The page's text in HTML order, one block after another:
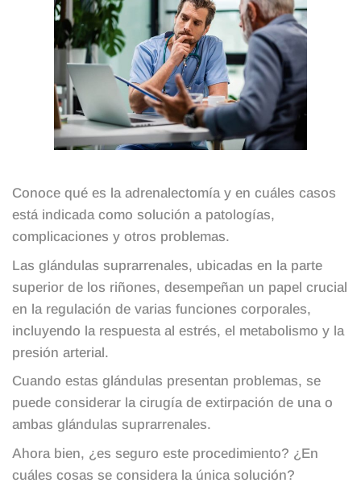
Conoce qué es la adrenalectomía y en cuáles casos
está indicada como solución a patologías,
complicaciones y otros problemas.
Las glándulas suprarrenales, ubicadas en la parte
superior de los riñones, desempeñan un papel crucial
en la regulación de varias funciones corporales,
incluyendo la respuesta al estrés, el metabolismo y la
presión arterial.
Cuando estas glándulas presentan problemas, se
puede considerar la cirugía de extirpación de una o
ambas glándulas suprarrenales.
Ahora bien, ¿es seguro este procedimiento? ¿En
cuáles cosas se considera la única solución?